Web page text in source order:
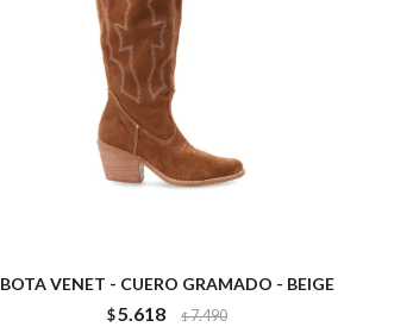
BOTA VENET - CUERO GRAMADO - BEIGE
$5.618 $7.490